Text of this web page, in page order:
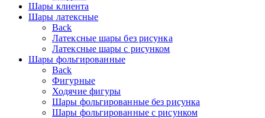
Шары клиента
Шары латексные
Back
Латексные шары без рисунка
Латексные шары с рисунком
Шары фольгированные
Back
Фигурные
Ходячие фигуры
Шары фольгированные без рисунка
Шары фольгированные с рисунком